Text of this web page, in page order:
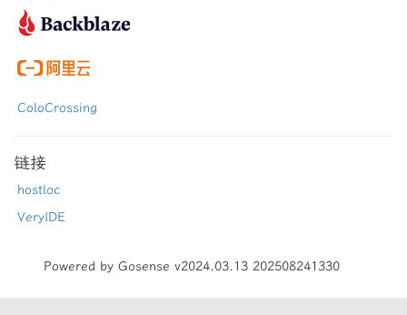
ColoCrossing
链接
hostloc
VeryIDE
Powered by Gosense v2024.03.13 202508241330